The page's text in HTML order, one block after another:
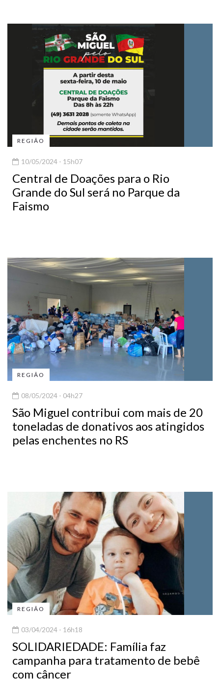
REGIÃO
10/05/2024 - 15h07
Central de Doações para o Rio
Grande do Sul será no Parque da
Faismo
REGIÃO
08/05/2024 - 04h27
São Miguel contribui com mais de 20
toneladas de donativos aos atingidos
pelas enchentes no RS
REGIÃO
03/04/2024 - 16h18
SOLIDARIEDADE: Família faz
campanha para tratamento de bebê
com câncer